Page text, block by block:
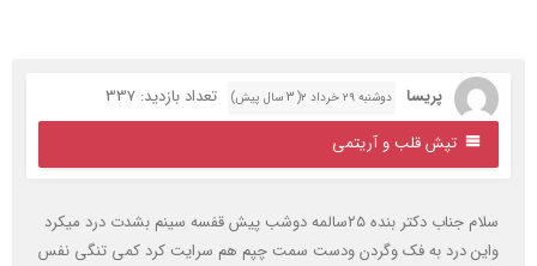
پریسا دوشنبه ۲۹ خرداد ۲( 3 سال پیش)
تعداد بازدید: 337
تپش قلب و آریتمی
سلام جناب دکتر بنده ۲۵سالمه دوشب پیش قفسه سینم بشدت درد میکرد
درد به فک وگردن ودست سمت چپم هم سرایت کرد کمی تنگی نفس